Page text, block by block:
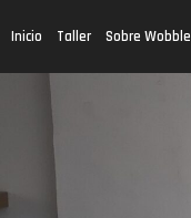
Inicio Taller Sobre Wobble